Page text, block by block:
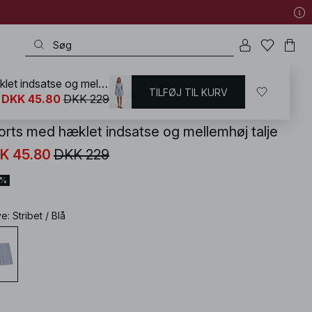
/ Shorts
med hæklet indsatse og mellemhøj talje
45.80 DKK 229
: Stribet / Blå
Shorts med hæklet indsatse og mellemhøj talje
DKK 45.80 DKK 229 TILFØJ TIL KURV